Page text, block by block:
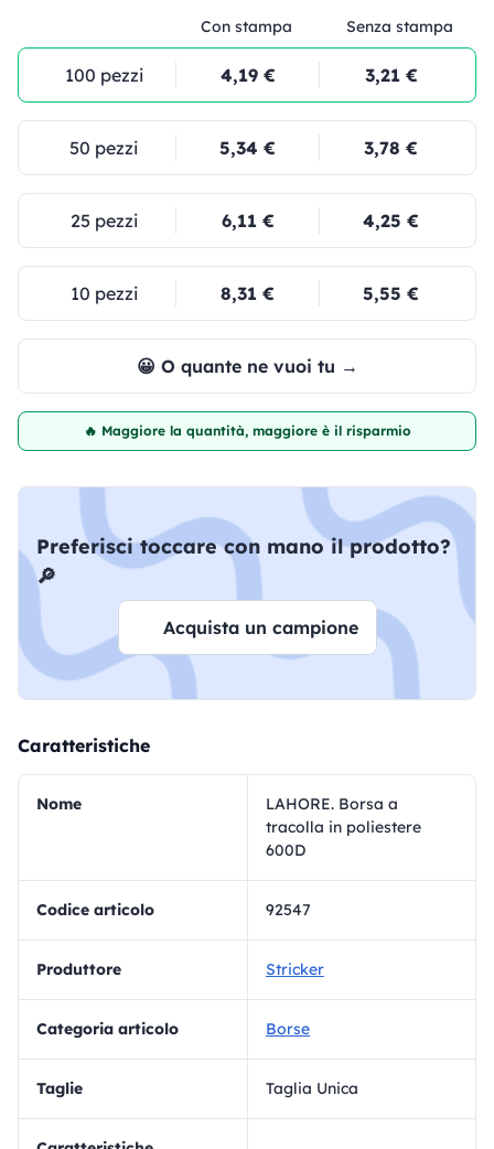
Con stampa Senza stampa
100 pezzi 4,19 € 3,21 €
50 pezzi 5,34 € 3,78 €
25 pezzi 6,11 € 4,25 €
10 pezzi 8,31 € 5,55 €
😀 O quante ne vuoi tu →
🔥 Maggiore la quantità, maggiore è il risparmio
Preferisci toccare con mano il prodotto?
🔎
Acquista un campione
Caratteristiche
Nome
LAHORE. Borsa a
tracolla in poliestere
600D
Codice articolo 92547
Produttore Stricker
Categoria articolo Borse
Taglie Taglia Unica